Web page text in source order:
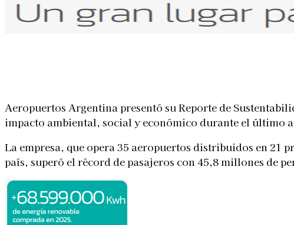
Aeropuertos Argentina presentó su Reporte de
impacto ambiental, social y económico durante el último
La empresa, que opera 35 aeropuertos distribuidos en
país, superó el récord de pasajeros con 45,8 millones de